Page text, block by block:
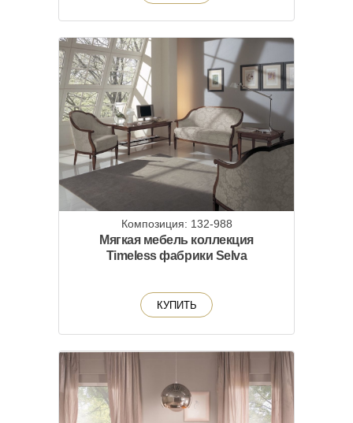
Композиция: 132-988
Мягкая мебель коллекция
Timeless фабрики Selva
КУПИТЬ